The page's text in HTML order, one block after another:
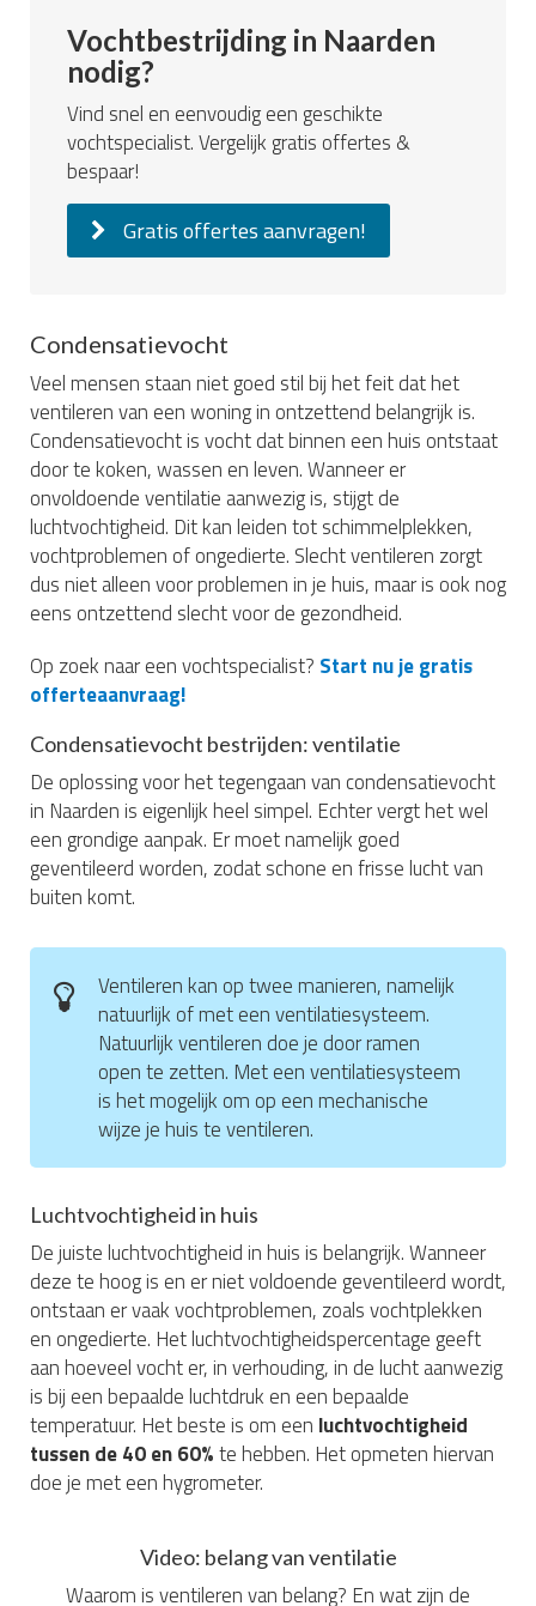
Vochtbestrijding in Naarden
nodig?
Vind snel en eenvoudig een geschikte
vochtspecialist. Vergelijk gratis offertes &
bespaar!
Gratis offertes aanvragen!
Condensatievocht
Veel mensen staan niet goed stil bij het feit dat het
ventileren van een woning in ontzettend belangrijk is.
Condensatievocht is vocht dat binnen een huis ontstaat
door te koken, wassen en leven. Wanneer er
onvoldoende ventilatie aanwezig is, stijgt de
luchtvochtigheid. Dit kan leiden tot schimmelplekken,
vochtproblemen of ongedierte. Slecht ventileren zorgt
dus niet alleen voor problemen in je huis, maar is ook nog
eens ontzettend slecht voor de gezondheid.
Op zoek naar een vochtspecialist? Start nu je gratis
offerteaanvraag!
Condensatievocht bestrijden: ventilatie
De oplossing voor het tegengaan van condensatievocht
in Naarden is eigenlijk heel simpel. Echter vergt het wel
een grondige aanpak. Er moet namelijk goed
geventileerd worden, zodat schone en frisse lucht van
buiten komt.
Ventileren kan op twee manieren, namelijk
natuurlijk of met een ventilatiesysteem.
Natuurlijk ventileren doe je door ramen
open te zetten. Met een ventilatiesysteem
is het mogelijk om op een mechanische
wijze je huis te ventileren.
Luchtvochtigheid in huis
De juiste luchtvochtigheid in huis is belangrijk. Wanneer
deze te hoog is en er niet voldoende geventileerd wordt,
ontstaan er vaak vochtproblemen, zoals vochtplekken
en ongedierte. Het luchtvochtigheidspercentage geeft
aan hoeveel vocht er, in verhouding, in de lucht aanwezig
is bij een bepaalde luchtdruk en een bepaalde
temperatuur. Het beste is om een luchtvochtigheid
tussen de 40 en 60%te hebben. Het opmeten hiervan
doe je met een hygrometer.
Video: belang van ventilatie
Waarom is ventileren van belang? En wat zijn de